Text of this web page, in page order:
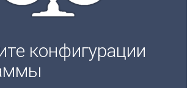
конфигурации